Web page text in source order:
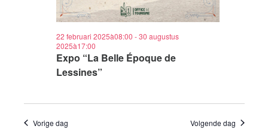
Expo “La Belle Époque de
Lessines”
22 februari 2025à08:00 -30 augustus
2025à17:00
Vorige dag Volgende dag